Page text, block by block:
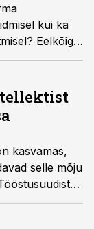
kui ka
Eelkõige
teised
kasvamas,
selle mõju